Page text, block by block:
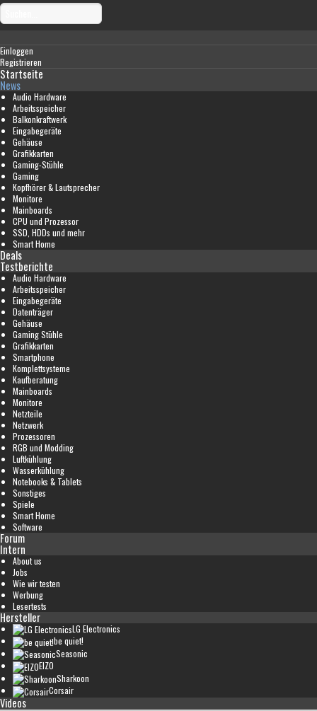
Einloggen
Registrieren
Startseite
News
Audio Hardware
Arbeitsspeicher
Balkonkraftwerk
Eingabegeräte
Gehäuse
Grafikkarten
Gaming-Stühle
Gaming
Kopfhörer & Lautsprecher
Monitore
Mainboards
CPU und Prozessor
SSD, HDDs und mehr
Smart Home
Deals
Testberichte
Audio Hardware
Arbeitsspeicher
Eingabegeräte
Datenträger
Gehäuse
Gaming Stühle
Grafikkarten
Smartphone
Komplettsysteme
Kaufberatung
Mainboards
Monitore
Netzteile
Netzwerk
Prozessoren
RGB und Modding
Luftkühlung
Wasserkühlung
Notebooks & Tablets
Sonstiges
Spiele
Smart Home
Software
Forum
Intern
About us
Jobs
Wie wir testen
Werbung
Lesertests
Hersteller
LG Electronics
be quiet!
Seasonic
EIZO
Sharkoon
Corsair
Videos